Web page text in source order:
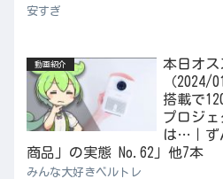
安すぎ
動画紹介
本日オ
（2024/
搭載で
プロジ
は…｜ず
商品」の実態 No.62」他7本
みんな大好きベルトレ